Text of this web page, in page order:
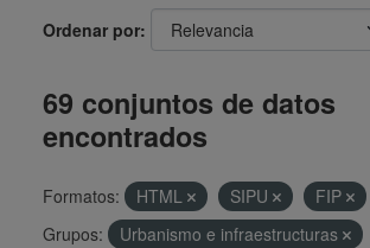
Ordenar por
69 conjuntos de datos
encontrados
Formatos: HTML SIPU FIP
Grupos:
Urbanismo e infraestructuras